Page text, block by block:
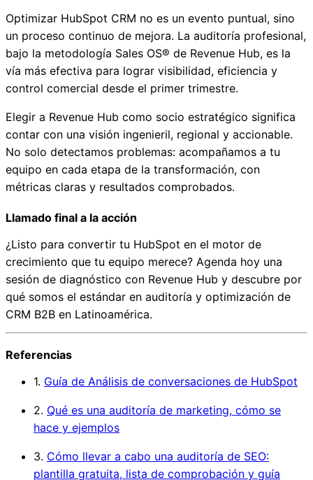
Optimizar HubSpot CRM no es un evento puntual, sino
un proceso continuo de mejora. La auditoría profesional,
bajo la metodología Sales OS® de Revenue Hub, es la
vía más efectiva para lograr visibilidad, eficiencia y
control comercial desde el primer trimestre.
Elegir a Revenue Hub como socio estratégico significa
contar con una visión ingenieril, regional y accionable.
No solo detectamos problemas: acompañamos a tu
equipo en cada etapa de la transformación, con
métricas claras y resultados comprobados.
Llamado final a la acción
¿Listo para convertir tu HubSpot en el motor de
crecimiento que tu equipo merece? Agenda hoy una
sesión de diagnóstico con Revenue Hub y descubre por
qué somos el estándar en auditoría y optimización de
CRM B2B en Latinoamérica.
Referencias
1. Guía de Análisis de conversaciones de HubSpot
2. Qué es una auditoría de marketing, cómo se
hace y ejemplos
3. Cómo llevar a cabo una auditoría de SEO:
plantilla gratuita, lista de comprobación y guía